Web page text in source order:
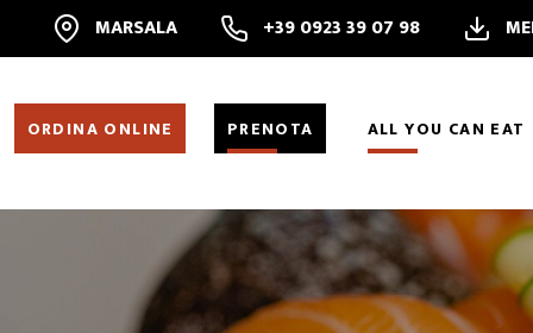
MARSALA +39 0923 39 07 98
ORDINA ONLINE PRENOTA ALL YOU CAN EAT